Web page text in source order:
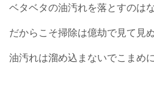
ベタベタの油汚れを落とすのは
だからこそ掃除は億劫で見て見
油汚れは溜め込まないでこまめ